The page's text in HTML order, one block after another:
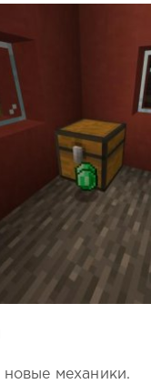
новые механики.